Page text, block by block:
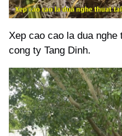
Xep cao cao la dua
cong ty Tang Dinh.